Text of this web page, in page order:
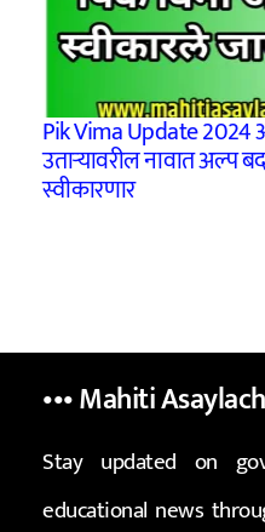
Pik Vima Update 2024
उताऱ्यावरील नावात अल्प
स्वीकारणार
••• Mahiti
Stay updated on
educational news